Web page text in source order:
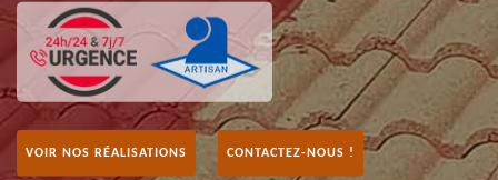
VOIR NOS RÉALISATIONS CONTACTEZ-NOUS !